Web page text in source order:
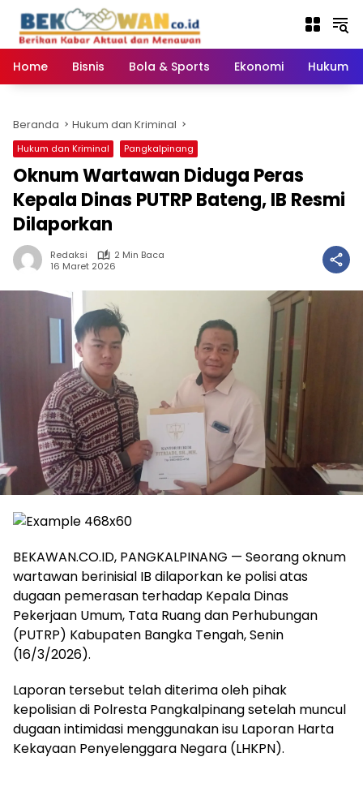
konten
Home
Bisnis Bola & Sports Ekonomi Hukum
Beranda Hukum dan Kriminal
Hukum dan Kriminal Pangkalpinang
Oknum Wartawan Diduga Peras
Kepala Dinas PUTRP Bateng, IB Resmi
Dilaporkan
Redaksi
2 Min Baca
16 Maret 2026
BEKAWAN.CO.ID, PANGKALPINANG — Seorang oknum
wartawan berinisial IB dilaporkan ke polisi atas
dugaan pemerasan terhadap Kepala Dinas
Pekerjaan Umum, Tata Ruang dan Perhubungan
(PUTRP) Kabupaten Bangka Tengah, Senin
(16/3/2026).
Laporan tersebut telah diterima oleh pihak
kepolisian di Polresta Pangkalpinang setelah muncul
dugaan intimidasi menggunakan isu Laporan Harta
Kekayaan Penyelenggara Negara (LHKPN).